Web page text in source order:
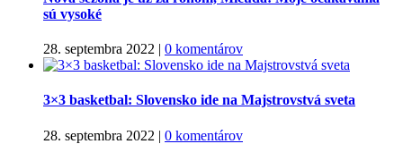
sú vysoké
28. septembra 2022 | 0 komentárov
3×3 basketbal: Slovensko ide na Majstrovstvá sveta
28. septembra 2022 | 0 komentárov